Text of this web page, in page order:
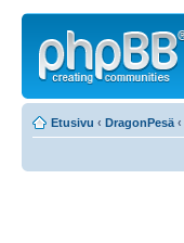
Etusivu ‹ DragonPesä ‹